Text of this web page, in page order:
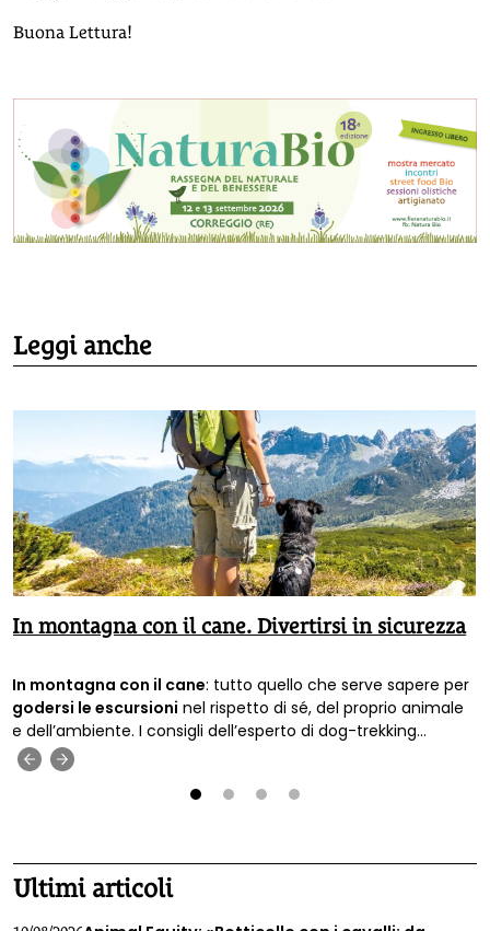
Buona Lettura!
Leggi anche
In montagna con il cane. Divertirsi in sicurezza
In montagna con il cane: tutto quello che serve sapere per
godersi le escursioni nel rispetto di sé, del proprio animale
e dell’ambiente. I consigli dell’esperto di dog-trekking
Francesco Scagliotti.
Ultimi articoli